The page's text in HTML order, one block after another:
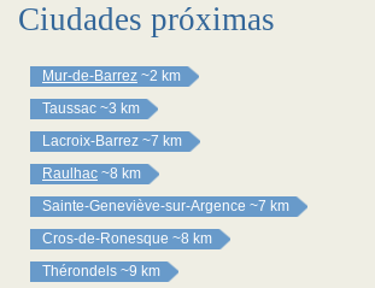
Ciudades próximas
Mur-de-Barrez ~2 km
Taussac ~3 km
Lacroix-Barrez ~7 km
Raulhac ~8 km
Sainte-Geneviève-sur-Argence ~7 km
Cros-de-Ronesque ~8 km
Thérondels ~9 km